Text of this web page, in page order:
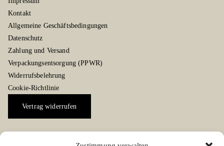
Kontakt
Allgemeine Geschäftsbedingungen
Datenschutz
Zahlung und Versand
Verpackungsentsorgung (PPWR)
Widerrufsbelehrung
Cookie-Richtlinie
Vertrag widerrufen